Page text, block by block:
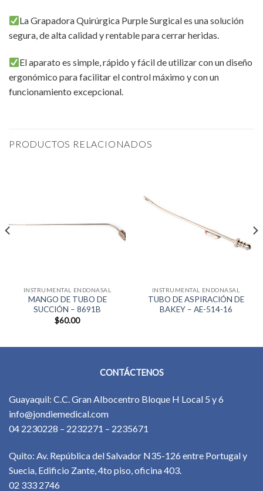
La Grapadora Quirúrgica Purple Surgical es una solución
segura, de alta calidad y rentable para cerrar heridas.
El aparato es simple, rápido y fácil de utilizar con un diseño
ergonómico para facilitar el control máximo y con un
funcionamiento excepcional.
PRODUCTOS RELACIONADOS
INSTRUMENTAL ENDONASAL
MANGO DE TUBO DE
SUCCIÓN – 8691B
$60.00
INSTRUMENTAL ENDONASAL
TUBO DE ASPIRACIÓN DE
BAKEY – AE-514-16
CONTÁCTENOS
Guayaquil: C.C. Gran Albocentro Bloque H Local 5 y 6
info@jondiemedical.com
04 2230228 – 2232271 – 2235671
Quito: Av. República del Salvador N35-126 entre Portugal y
Suecia, Edificio Zante, 4to piso, oficina 403.
02 333 2746